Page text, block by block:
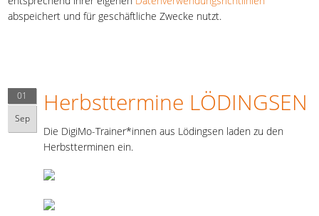
abspeichert und für geschäftliche Zwecke nutzt.
01
Sep
Herbsttermine LÖDINGSEN
Die DigiMo-Trainer*innen aus Lödingsen laden zu den
Herbstterminen ein.